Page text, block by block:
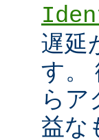
遅延
す。
らア
益な